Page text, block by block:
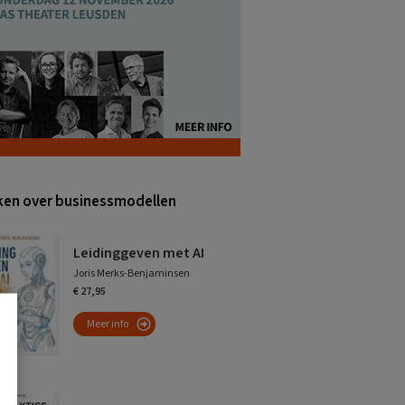
over businessmodellen
Leidinggeven met AI
Joris Merks-Benjaminsen
€ 27,95
Meer info